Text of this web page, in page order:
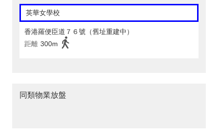
英華女學校
香港羅便臣道７６號（舊址重建中）
距離 300m
同類物業放盤